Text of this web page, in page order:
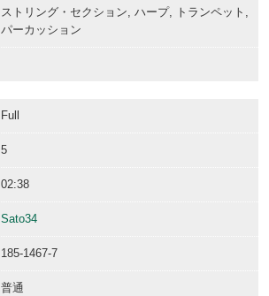
ストリング・セクション, ハープ, トランペット,
パーカッション
Full
5
02:38
Sato34
185-1467-7
普通